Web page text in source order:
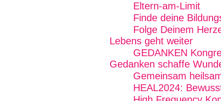
Eltern-am-Limit
Finde deine
Folge Deinem
Lebens geht weiter
GEDANKEN
Gedanken schaffe
Gemeinsam
HEAL2024: